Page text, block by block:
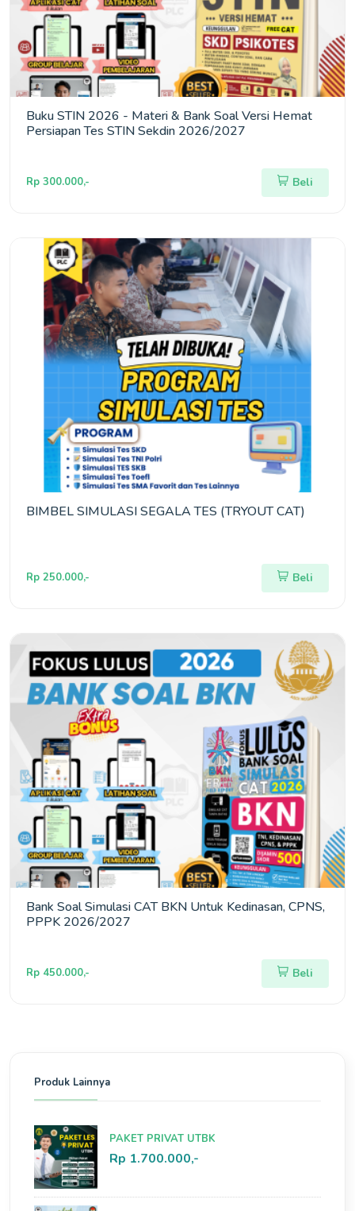
Buku STIN 2026 - Materi & Bank Soal Versi Hemat
Persiapan Tes STIN Sekdin 2026/2027
Rp 300.000,- Beli
BIMBEL SIMULASI SEGALA TES (TRYOUT CAT)
Rp 250.000,- Beli
Bank Soal Simulasi CAT BKN Untuk Kedinasan, CPNS,
PPPK 2026/2027
Rp 450.000,- Beli
Produk Lainnya
PAKET PRIVAT UTBK
Rp 1.700.000,-